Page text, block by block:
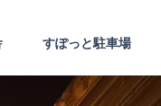
すぽっと駐車場